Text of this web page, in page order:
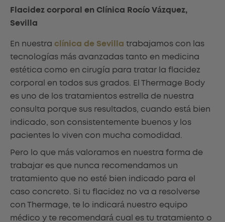
Flacidez corporal en Clínica Rocío Vázquez,
Sevilla
En nuestra clínica de Sevilla trabajamos con las
tecnologías más avanzadas tanto en medicina
estética como en cirugía para tratar la flacidez
corporal en todos sus grados. El Thermage Body
es uno de los tratamientos estrella de nuestra
consulta porque sus resultados, cuando está bien
indicado, son consistentemente buenos y los
pacientes lo viven con mucha comodidad.
Pero lo que más valoramos en nuestra forma de
trabajar es que nunca recomendamos un
tratamiento que no esté bien indicado para el
caso concreto. Si tu flacidez no va a resolverse
con Thermage, te lo indicará nuestro equipo
médico y te recomendará cual es tu tratamiento o